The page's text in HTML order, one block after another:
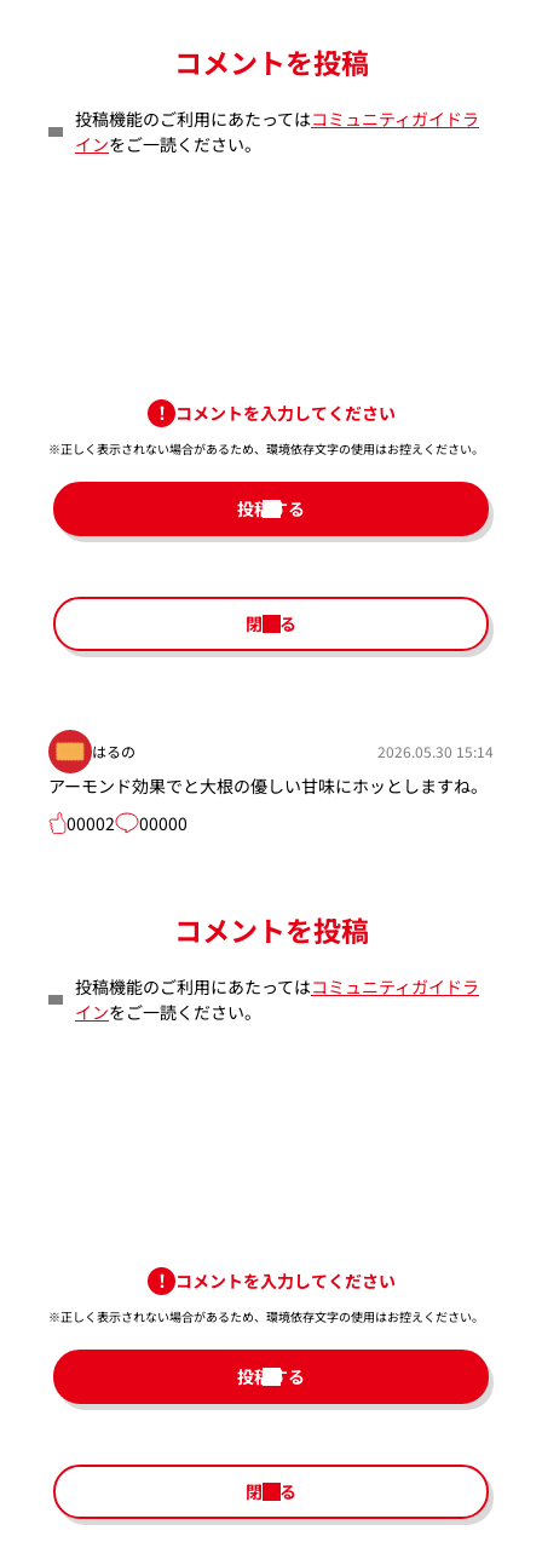
コメントを投稿
投稿機能のご利用にあたってはコミュニティガイドラ
インをご一読ください。
コメントを入力してください
※正しく表示されない場合があるため、環境依存文字の使用はお控えください。​
投稿する
閉じる
はるの 2026.05.30 15:14
アーモンド効果でと大根の優しい甘味にホッとしますね。
00002
00000
コメントを投稿
投稿機能のご利用にあたってはコミュニティガイドラ
インをご一読ください。
コメントを入力してください
※正しく表示されない場合があるため、環境依存文字の使用はお控えください。​
投稿する
閉じる